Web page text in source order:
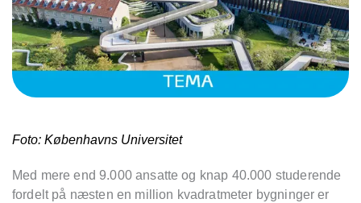
Foto: Københavns Universitet
Med mere end 9.000 ansatte og knap 40.000 studerende
fordelt på næsten en million kvadratmeter bygninger er